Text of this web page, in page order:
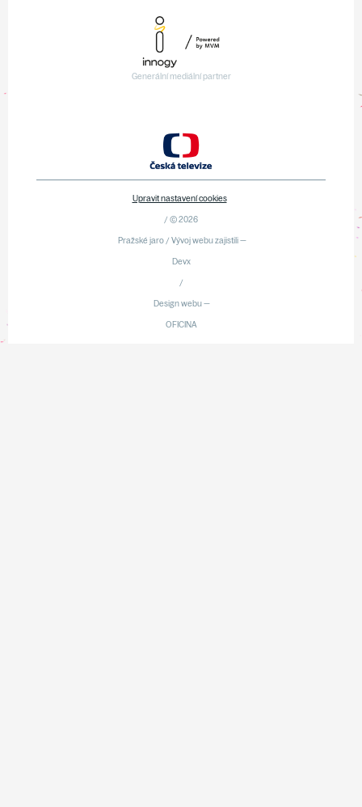
Generální mediální partner
Upravit nastavení cookies
/ © 2026
Pražské jaro / Vývoj webu zajistili —
Devx
/
Design webu —
OFICINA